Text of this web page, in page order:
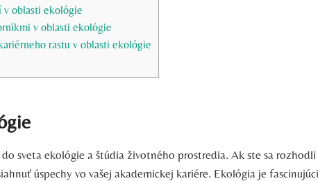
v oblasti ekológie
v oblasti ekológie
rastu v oblasti ekológie
sveta ekológie a štúdia životného prostredia. Ak ste sa
úspechy vo vašej akademickej kariére. Ekológia je